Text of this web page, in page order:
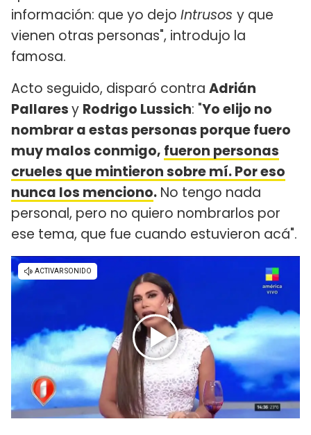
información: que yo dejo Intrusos y que
vienen otras personas", introdujo la
famosa.
Acto seguido, disparó contra Adrián
Pallaresy Rodrigo Lussich: "Yo elijo no
nombrar a estas personas porque fuero
muy malos conmigo, fueron personas
crueles que mintieron sobre mí. Por eso
nunca los menciono. No tengo nada
personal, pero no quiero nombrarlos por
ese tema, que fue cuando estuvieron acá".